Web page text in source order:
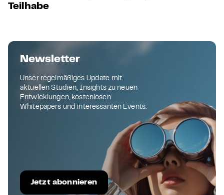
Teilhabe
Newsletter
Unser regelmäßiges Update mit
aktuellen Studien, Insights zu neuen
Entwicklungen, kostenlosen
Whitepapers und interessanten Events.
Jetzt abonnieren